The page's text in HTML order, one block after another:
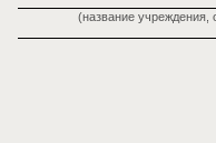
(название учреждения,